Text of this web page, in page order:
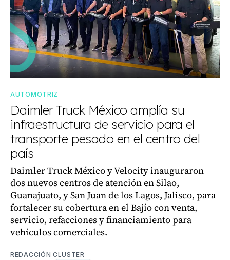
AUTOMOTRIZ
Daimler Truck México amplía su
infraestructura de servicio para el
transporte pesado en el centro del
país
Daimler Truck México y Velocity inauguraron
dos nuevos centros de atención en Silao,
Guanajuato, y San Juan de los Lagos, Jalisco, para
fortalecer su cobertura en el Bajío con venta,
servicio, refacciones y financiamiento para
vehículos comerciales.
REDACCIÓN CLUSTER